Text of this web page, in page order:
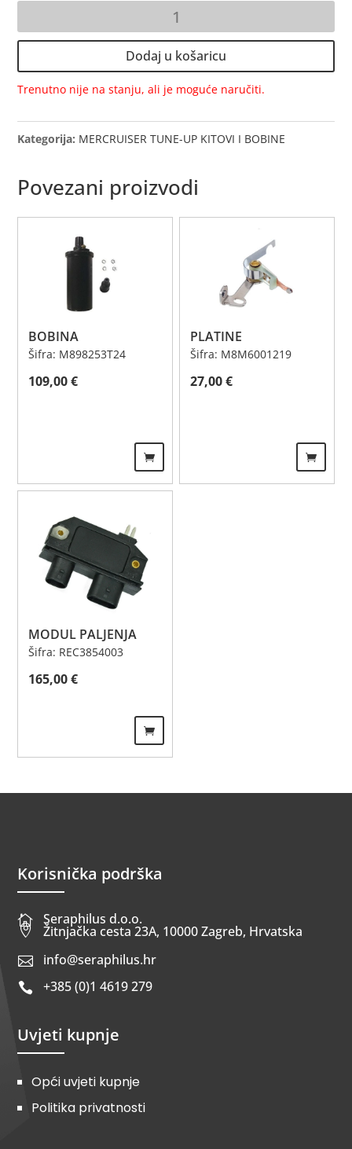
Dodaj u košaricu
Trenutno nije na stanju, ali je moguće naručiti.
Kategorija: MERCRUISER TUNE-UP KITOVI I BOBINE
Povezani proizvodi
BOBINA
Šifra: M898253T24
109,00€
PLATINE
Šifra: M8M6001219
27,00€
MODUL PALJENJA
Šifra: REC3854003
165,00€
Korisnička podrška
 Seraphilus d.o.o.
 Žitnjačka cesta 23A, 10000 Zagreb, Hrvatska
 info@seraphilus.hr
 +385 (0)1 4619 279
Uvjeti kupnje
Opći uvjeti kupnje
Politika privatnosti